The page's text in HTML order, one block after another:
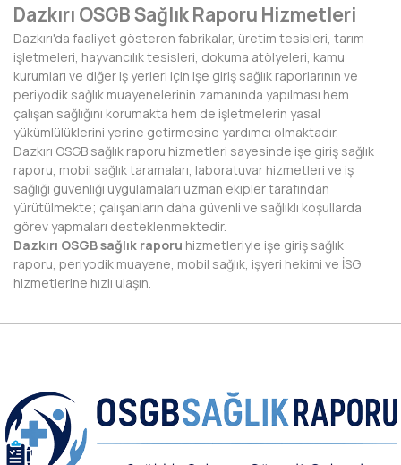
MUĞLA
MUŞ
NEVŞEHİR
NİĞDE
ORDU
OSMANİYE
RİZE
SAKARYA
SAMSUN
SİNOP
SİVAS
Dazkırı OSGB Sağlık Raporu Hizmetleri
Dazkırı'da faaliyet gösteren fabrikalar, üretim tesisleri, tarım
işletmeleri, hayvancılık tesisleri, dokuma atölyeleri, kamu
kurumları ve diğer iş yerleri için işe giriş sağlık raporlarının ve
periyodik sağlık muayenelerinin zamanında yapılması hem
çalışan sağlığını korumakta hem de işletmelerin yasal
yükümlülüklerini yerine getirmesine yardımcı olmaktadır.
Dazkırı OSGB sağlık raporu hizmetleri sayesinde işe giriş sağlık
raporu, mobil sağlık taramaları, laboratuvar hizmetleri ve iş
sağlığı güvenliği uygulamaları uzman ekipler tarafından
yürütülmekte; çalışanların daha güvenli ve sağlıklı koşullarda
görev yapmaları desteklenmektedir.
Dazkırı OSGB sağlık raporu hizmetleriyle işe giriş sağlık
raporu, periyodik muayene, mobil sağlık, işyeri hekimi ve İSG
hizmetlerine hızlı ulaşın.